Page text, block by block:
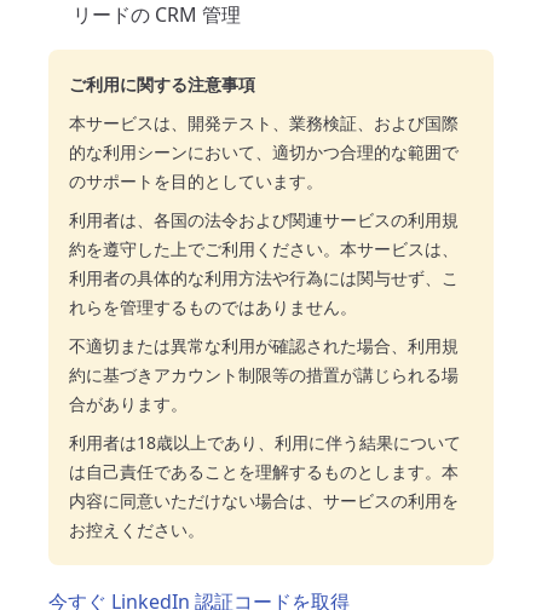
リードの CRM 管理
ご利用に関する注意事項
本サービスは、開発テスト、業務検証、および国際
的な利用シーンにおいて、適切かつ合理的な範囲で
のサポートを目的としています。
利用者は、各国の法令および関連サービスの利用規
約を遵守した上でご利用ください。本サービスは、
利用者の具体的な利用方法や行為には関与せず、こ
れらを管理するものではありません。
不適切または異常な利用が確認された場合、利用規
約に基づきアカウント制限等の措置が講じられる場
合があります。
利用者は18歳以上であり、利用に伴う結果について
は自己責任であることを理解するものとします。本
内容に同意いただけない場合は、サービスの利用を
お控えください。
今すぐ LinkedIn 認証コードを取得